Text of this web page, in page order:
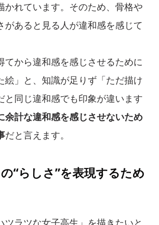
かれています。そのため、骨格や
があると見る人が違和感を感じて
てから違和感を感じさせるために
絵」と、知識が足りず「ただ描け
と同じ違和感でも印象が違います
余計な違和感を感じさせないため
だと言えます。
“らしさ”を表現するため
ツラツな女子高生」を描きたいと